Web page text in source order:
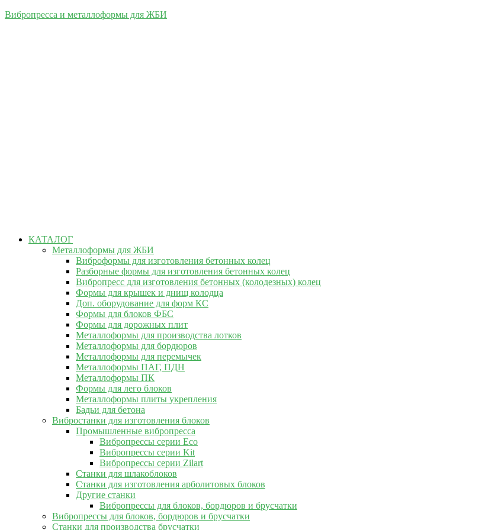
Вибропресса и металлоформы для ЖБИ
КАТАЛОГ
Металлоформы для ЖБИ
Виброформы для изготовления бетонных колец
Разборные формы для изготовления бетонных колец
Вибропресс для изготовления бетонных (колодезных) колец
Формы для крышек и днищ колодца
Доп. оборудование для форм КС
Формы для блоков ФБС
Формы для дорожных плит
Металлоформы для производства лотков
Металлоформы для бордюров
Металлоформы для перемычек
Металлоформы ПАГ, ПДН
Металлоформы ПК
Формы для лего блоков
Металлоформы плиты укрепления
Бадьи для бетона
Вибростанки для изготовления блоков
Промышленные вибропресса
Вибропрессы серии Eco
Вибропрессы серии Kit
Вибропрессы серии Zilart
Станки для шлакоблоков
Станки для изготовления арболитовых блоков
Другие станки
Вибропрессы для блоков, бордюров и брусчатки
Вибропрессы для блоков, бордюров и брусчатки
Станки для производства брусчатки